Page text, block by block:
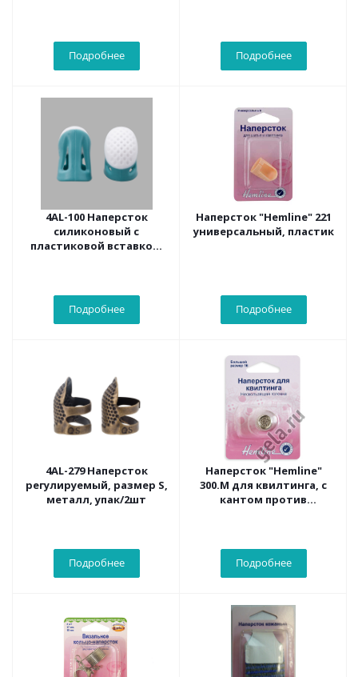
Подробнее Подробнее
4AL-100 Наперсток
силиконовый с
пластиковой вставкой,
Подробнее
Наперсток "Hemline" 221
универсальный, пластик
Подробнее
4AL-279 Наперсток
регулируемый, размер S,
металл, упак/2шт
Подробнее
Наперсток "Hemline"
300.M для квилтинга, с
кантом против
Подробнее